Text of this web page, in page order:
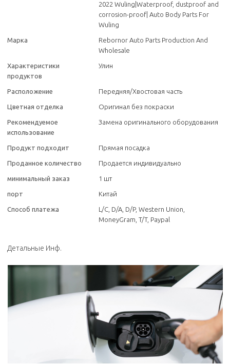
2022 Wuling|Waterproof, dustproof and
corrosion-proof| Auto Body Parts For
Wuling
Марка
Rebornor Auto Parts Production And
Wholesale
Характеристики
продуктов
Улин
Расположение Передняя/Хвостовая часть
Цветная отделка Оригинал без покраски
Рекомендуемое
использование
Замена оригинального оборудования
Продукт подходит Прямая посадка
Проданное количество Продается индивидуально
минимальный заказ 1 шт
порт Китай
Способ платежа
L/C, D/A, D/P, Western Union,
MoneyGram, T/T, Paypal
Детальные Инф.